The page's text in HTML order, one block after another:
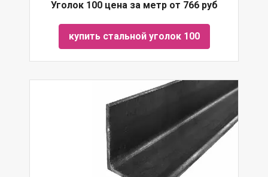
Уголок 100 цена за метр от 766 руб
купить стальной уголок 100